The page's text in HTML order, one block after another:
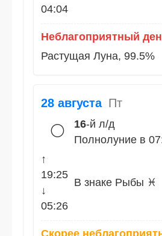
04:04
Неблагоприятный
Растущая Луна, 99.5%
28 августа Пт
🌕 16-й л/д
Полнолуние в
↑
19:25
↓
05:26
В знаке Рыбы ♓
Скорее